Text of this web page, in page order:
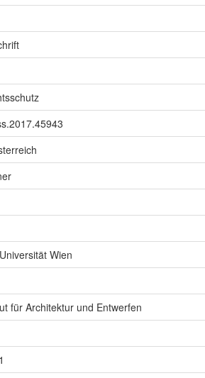
Wien
für Architektur und Entwerfen